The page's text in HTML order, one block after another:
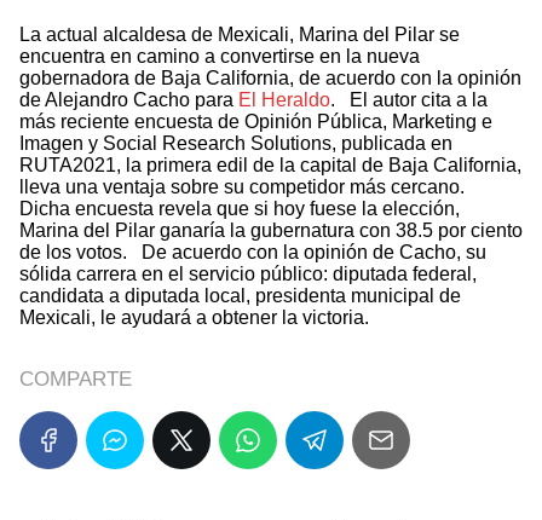
La actual alcaldesa de Mexicali, Marina del Pilar se
encuentra en camino a convertirse en la nueva
gobernadora de Baja California, de acuerdo con la opinión
de Alejandro Cacho para El Heraldo. El autor cita a la
más reciente encuesta de Opinión Pública, Marketing e
Imagen y Social Research Solutions, publicada en
RUTA2021, la primera edil de la capital de Baja California,
lleva una ventaja sobre su competidor más cercano.
Dicha encuesta revela que si hoy fuese la elección,
Marina del Pilar ganaría la gubernatura con 38.5 por ciento
de los votos. De acuerdo con la opinión de Cacho, su
sólida carrera en el servicio público: diputada federal,
candidata a diputada local, presidenta municipal de
Mexicali, le ayudará a obtener la victoria.
COMPARTE